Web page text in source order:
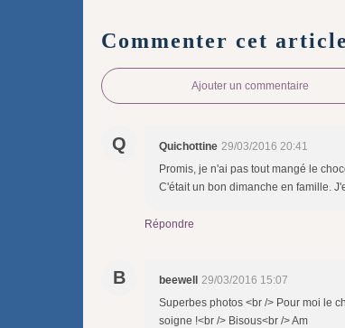
Commenter cet article
Ajouter un commentaire
Q Quichottine 29/03/2016 20:41
Promis, je n'ai pas tout mangé le
C'était un bon dimanche en famille.
Répondre
B beewell 29/03/2016 15:07
Superbes photos <br /> Pour moi le
soigne !<br /> Bisous<br /> Am